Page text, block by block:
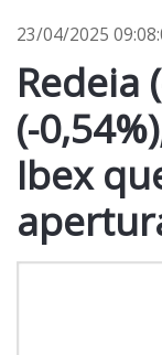
23/04/2025
Redeia
(-
Ibex